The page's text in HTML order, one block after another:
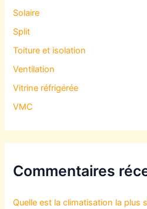
Solaire
Split
Toiture et isolation
Ventilation
Vitrine réfrigérée
VMC
Commentaires
Quelle est la climatisation la plus